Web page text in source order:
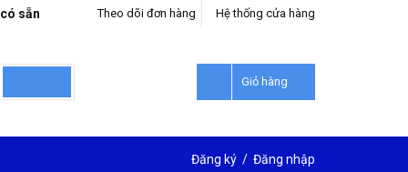
sẵn Hệ thống cửa hàng
Theo dõi đơn hàng
Giỏ hàng
Đăng ký / Đăng nhập
LIÊN HỆ ĐẶT HÀNG